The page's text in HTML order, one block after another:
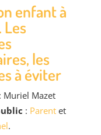
enfant à
les
à éviter
Mazet
: Parentet
.